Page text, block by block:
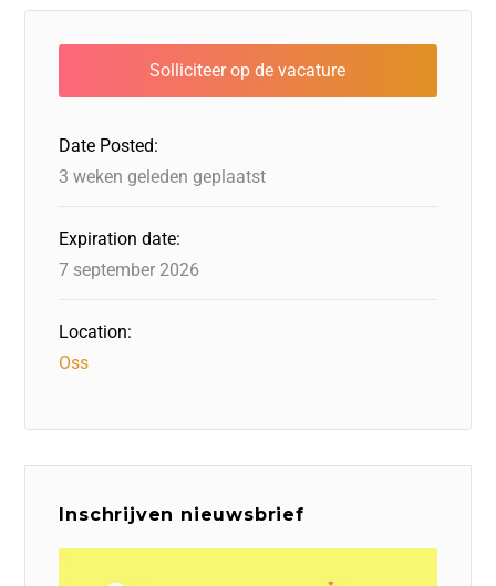
e
b
o
o
k
e
dI
n
o
d
o
a
d
s
s
A
p
l
Date Posted:
3 weken geleden geplaatst
Expiration date:
7 september 2026
Location:
Oss
Inschrijven nieuwsbrief